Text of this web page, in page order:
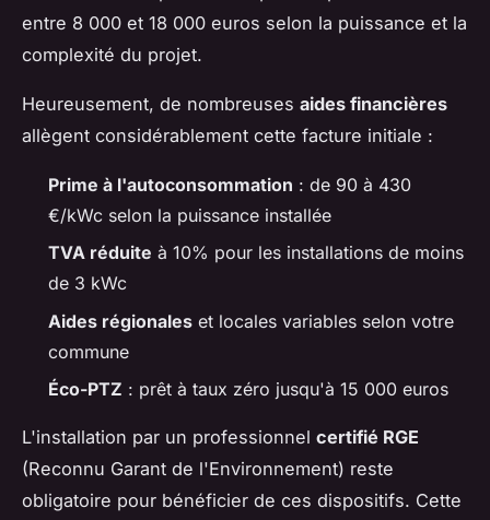
entre 8 000 et 18 000 euros selon la puissance et la
complexité du projet.
Heureusement, de nombreuses aides financières
allègent considérablement cette facture initiale :
Prime à l'autoconsommation : de 90 à 430
€/kWc selon la puissance installée
TVA réduite à 10% pour les installations de moins
de 3 kWc
Aides régionales et locales variables selon votre
commune
Éco-PTZ : prêt à taux zéro jusqu'à 15 000 euros
L'installation par un professionnel certifié RGE
(Reconnu Garant de l'Environnement) reste
obligatoire pour bénéficier de ces dispositifs. Cette